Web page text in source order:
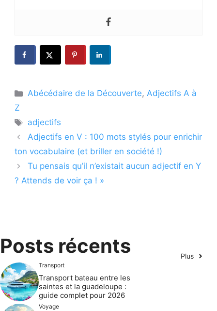
Catégories
Abécédaire de la Découverte,Adjectifs A à
Z
Étiquettes
adjectifs
Adjectifs en V : 100 mots stylés pour enrichir
ton vocabulaire (et briller en société !)
Tu pensais qu’il n’existait aucun adjectif en Y
? Attends de voir ça ! »
Posts récents Plus
Transport
Transport bateau entre les
saintes et la guadeloupe :
guide complet pour 2026
Voyage